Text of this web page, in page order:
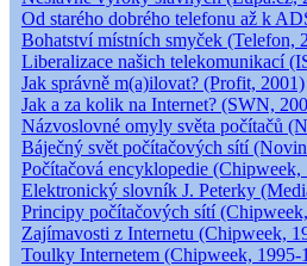
Od starého dobrého telefonu až k
Bohatství místních smyček (Telefon,
Liberalizace našich telekomunikací
Jak správně m(a)ilovat? (Profit, 2001)
Jak a za kolik na Internet? (SWN,
Názvoslovné omyly světa počítačů
Báječný svět počítačových sítí
Počítačová encyklopedie (Chipweek,
Elektronický slovník J. Peterky
Principy počítačových sítí
Zajímavosti z Internetu (Chipweek,
Toulky Internetem (Chipweek, 1995-